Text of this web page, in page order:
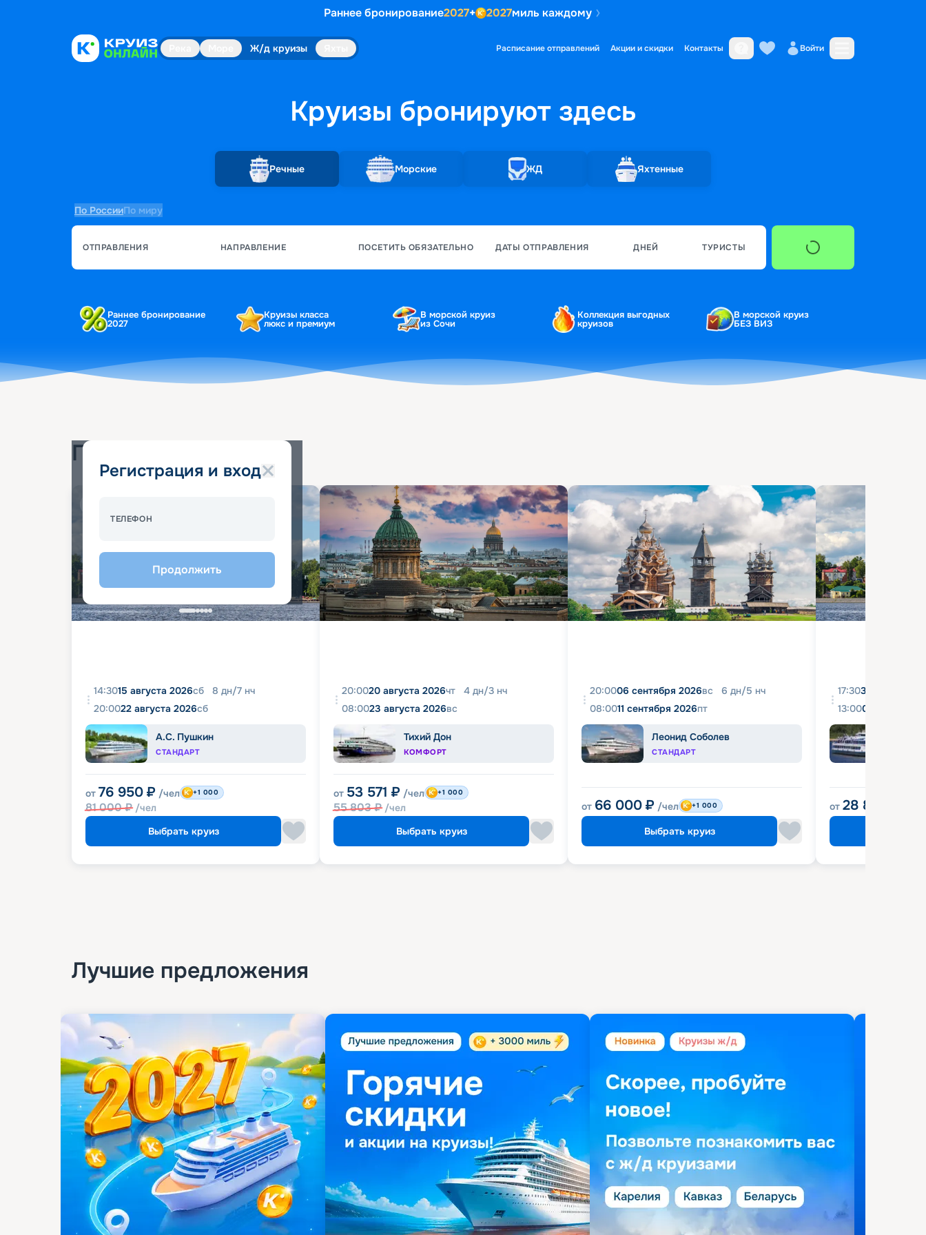
Раннее бронирование2027+ 2027миль каждому
Ж/д круизы Расписание отправлений Акции и скидки Контакты Войти
Круизы бронируютздесь
Речные Морские ЖД Яхтенные
По РоссииПо миру
ОТПРАВЛЕНИЯ НАПРАВЛЕНИЕ ПОСЕТИТЬ ОБЯЗАТЕЛЬНО ДАТЫ ОТПРАВЛЕНИЯ ДНЕЙ ТУРИСТЫ
Раннее бронирование
2027
Круизы класса
люкс и премиум
В морской круиз
из Сочи
Коллекция выгодных
круизов
В морской круиз
БЕЗ ВИЗ
Регистрация и вход
ТЕЛЕФОН
Продолжить
Популярные круизы
14:3015 августа 2026сб 8 дн/7 нч
20:0022 августа 2026сб
А.С. Пушкин
СТАНДАРТ
от 76 950 ₽ /чел
81 000₽ /чел
+1 000
Выбрать круиз
20:0020 августа 2026чт 4 дн/3 нч
08:0023 августа 2026вс
Тихий Дон
КОМФОРТ
от 53 571 ₽ /чел
55 803₽ /чел
+1 000
Выбрать круиз
20:0006 сентября 2026вс 6 дн/5 нч
08:0011 сентября 2026пт
Леонид Соболев
СТАНДАРТ
от 66 000 ₽ /чел +1 000
Выбрать круиз
17:3031 августа
13:0004 сентября
от 28 800
Лучшие предложения